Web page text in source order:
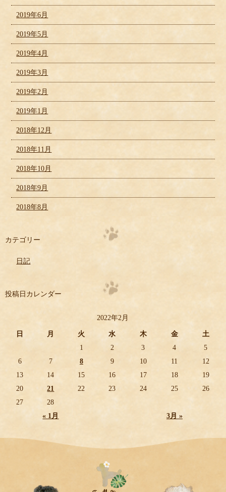
2019年6月
2019年5月
2019年4月
2019年3月
2019年2月
2019年1月
2018年12月
2018年11月
2018年10月
2018年9月
2018年8月
カテゴリー
日記
投稿日カレンダー
2022年2月
日 月 火 水 木 金 土
« 1月 3月 »
1 2 3 4
5
6
7 8 9 10 11
12
13
14 15 16 17 18
19
20
21 22 23 24 25
26
27
28